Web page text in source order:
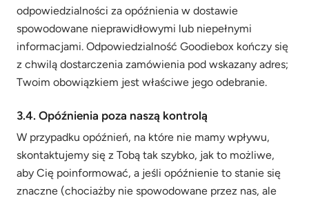
odpowiedzialności za opóźnienia w dostawie
spowodowane nieprawidłowymi lub niepełnymi
informacjami. Odpowiedzialność Goodiebox kończy się
z chwilą dostarczenia zamówienia pod wskazany adres;
Twoim obowiązkiem jest właściwe jego odebranie.
3.4. Opóźnienia poza naszą kontrolą
W przypadku opóźnień, na które nie mamy wpływu,
skontaktujemy się z Tobą tak szybko, jak to możliwe,
aby Cię poinformować, a jeśli opóźnienie to stanie się
znaczne (chociażby nie spowodowane przez nas, ale